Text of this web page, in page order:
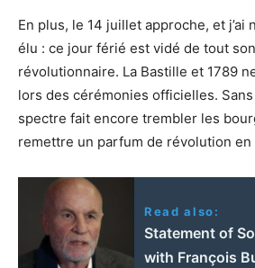
En plus, le 14 juillet approche, et j’ai
élu : ce jour férié est vidé de tout
révolutionnaire. La Bastille et 1789
lors des cérémonies officielles.
spectre fait encore trembler les
remettre un parfum de révolution en
Read also:
Statement of
with François